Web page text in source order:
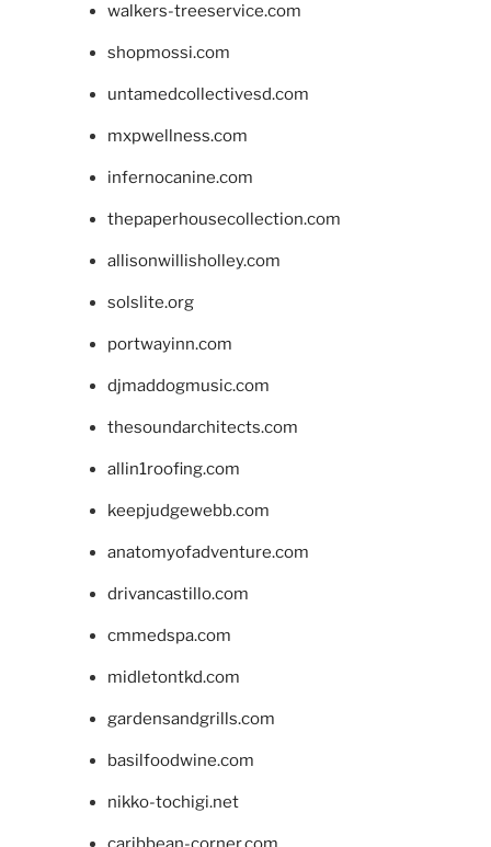
walkers-treeservice.com
shopmossi.com
untamedcollectivesd.com
mxpwellness.com
infernocanine.com
thepaperhousecollection.com
allisonwillisholley.com
solslite.org
portwayinn.com
djmaddogmusic.com
thesoundarchitects.com
allin1roofing.com
keepjudgewebb.com
anatomyofadventure.com
drivancastillo.com
cmmedspa.com
midletontkd.com
gardensandgrills.com
basilfoodwine.com
nikko-tochigi.net